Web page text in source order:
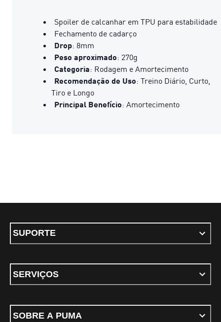
Spoiler de calcanhar em TPU para estabilidade
Fechamento de cadarço
Drop: 8mm
Peso aproximado: 270g
Categoria: Rodagem e Amortecimento
Recomendação de Uso: Treino Diário, Curto,
Tiro e Longo
Principal Benefício: Amortecimento
SUPORTE
SERVIÇOS
SOBRE A PUMA